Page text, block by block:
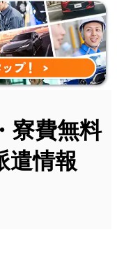
寮費無料
遣情報